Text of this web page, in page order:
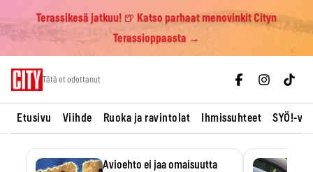
Terassikesä jatkuu! 🍺 Katso parhaat menovinkit Cityn
Terassioppaasta →
Tätä et odottanut
Etusivu Viihde Ruoka ja ravintolat Ihmissuhteet SYÖ!-
Avioehto ei jaa omaisuutta